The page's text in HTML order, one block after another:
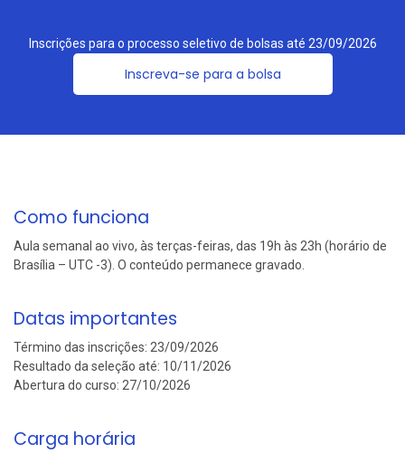
Inscrições para o processo seletivo de bolsas até 23/09/2026
Inscreva-se para a bolsa
Como funciona
Aula semanal ao vivo, às terças-feiras, das 19h às 23h (horário de
Brasília – UTC -3). O conteúdo permanece gravado.
Datas importantes
Término das inscrições: 23/09/2026
Resultado da seleção até: 10/11/2026
Abertura do curso: 27/10/2026
Carga horária